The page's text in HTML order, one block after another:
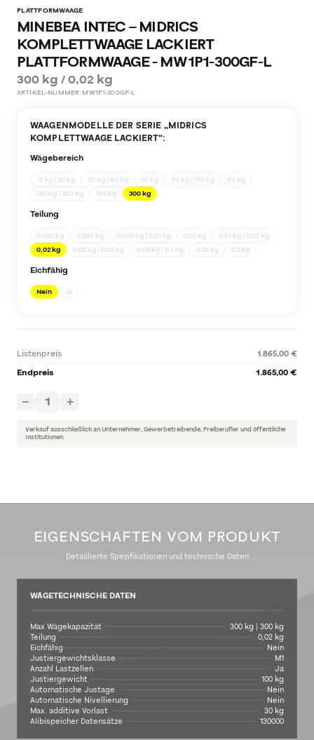
PLATTFORMWAAGE
MINEBEA INTEC – MIDRICS
KOMPLETTWAAGE LACKIERT
PLATTFORMWAAGE - MW1P1-300GF-L
300 kg / 0,02 kg
ARTIKEL-NUMMER: MW1P1-300GF-L
WAAGENMODELLE DER SERIE „MIDRICS
KOMPLETTWAAGE LACKIERT“:
Wägebereich
15 kg | 30 kg 30 kg | 60 kg 30 kg 60 kg | 150 kg
60 kg
150 kg | 300 kg
150 kg 300 kg
Teilung
0,002 kg 0,005 kg 0,005 kg | 0,01 kg 0,01 kg
0,01 kg | 0,02 kg
0,02 kg
0,02 kg | 0,05 kg 0,05 kg | 0,1 kg 0,05 kg 0,1 kg
Eichfähig
Nein Ja
Listenpreis
1.865,00 €
Endpreis
1.865,00 €
− 1 +
Verkauf ausschließlich an Unternehmer, Gewerbetreibende, Freiberufler und öffentliche
Institutionen.
EIGENSCHAFTEN VOM PRODUKT
Detaillierte Spezifikationen und technische Daten
WÄGETECHNISCHE DATEN
Max Wägekapazität
300 kg | 300 kg
Teilung
0,02 kg
Eichfähig
Nein
Justiergewichtsklasse
M1
Anzahl Lastzellen
Ja
Justiergewicht
100 kg
Automatische Justage
Nein
Automatische Nivellierung
Nein
Max. additive Vorlast
30 kg
Alibispeicher Datensätze
130000